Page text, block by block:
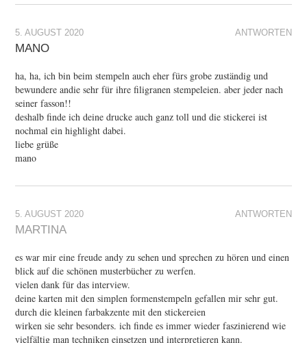
ANTWORTEN
5. AUGUST 2020
MANO
ha, ha, ich bin beim stempeln auch eher fürs grobe zuständig und
bewundere andie sehr für ihre filigranen stempeleien. aber jeder nach
seiner fasson!!
deshalb finde ich deine drucke auch ganz toll und die stickerei ist
nochmal ein highlight dabei.
liebe grüße
mano
ANTWORTEN
5. AUGUST 2020
MARTINA
es war mir eine freude andy zu sehen und sprechen zu hören und einen
blick auf die schönen musterbücher zu werfen.
vielen dank für das interview.
deine karten mit den simplen formenstempeln gefallen mir sehr gut.
durch die kleinen farbakzente mit den stickereien
wirken sie sehr besonders. ich finde es immer wieder faszinierend wie
vielfältig man techniken einsetzen und interpretieren kann.